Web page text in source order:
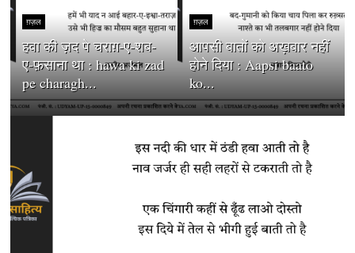
ग़ज़ल
हवा की ज़द पे चराग़-ए-शब-
ए-फ़साना था : hawa ki zad
pe charagh...
ग़ज़ल
आपसी बातों को अख़बार नहीं
होने दिया : Aapsi baato
ko...